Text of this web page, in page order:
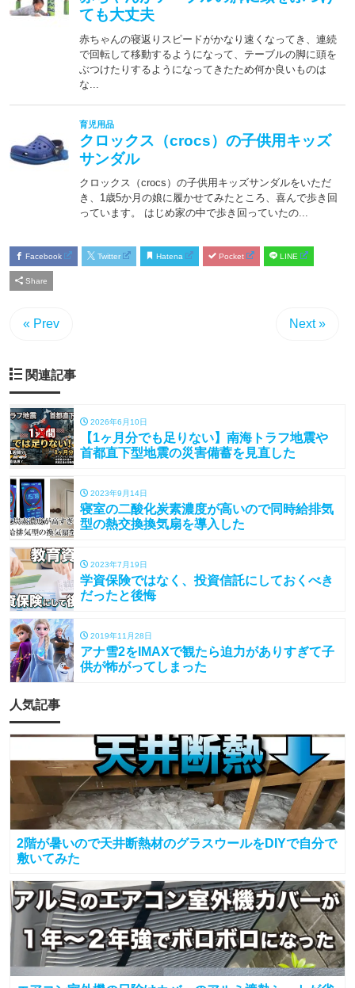
Facebook Twitter Hatena Pocket LINE
Share
« Prev Next »
関連記事
2026年6月10日
【1ヶ月分でも足りない】南海トラフ地震や
首都直下型地震の災害備蓄を見直した
2023年9月14日
寝室の二酸化炭素濃度が高いので同時給排気
型の熱交換換気扇を導入した
2023年7月19日
学資保険ではなく、投資信託にしておくべき
だったと後悔
2019年11月28日
アナ雪2をIMAXで観たら迫力がありすぎて子
供が怖がってしまった
人気記事
2階が暑いので天井断熱材のグラスウールをDIYで自分で
敷いてみた